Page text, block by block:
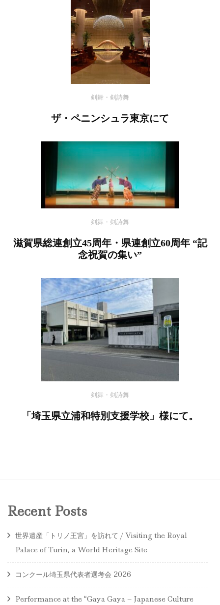
剣舞・剣詩舞
ザ・ペニンシュラ東京にて
剣舞・剣詩舞
滋賀県総連創立45周年・県連創立60周年 “記
念祝賀の集い”
剣舞・剣詩舞
「埼玉県立浦和特別支援学校」様にて。
Recent Posts
世界遺産「トリノ王宮」を訪れて / Visiting the Royal
Palace of Turin, a World Heritage Site
コンクール埼玉県代表者選考会 2026
Performance at the “Gaya Gaya – Japanese Culture